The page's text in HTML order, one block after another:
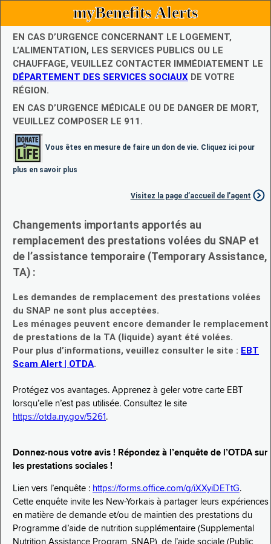
myBenefits Alerts
EN CAS D’URGENCE CONCERNANT LE LOGEMENT,
L’ALIMENTATION, LES SERVICES PUBLICS OU LE
CHAUFFAGE, VEUILLEZ CONTACTER IMMÉDIATEMENT LE
DÉPARTEMENT DES SERVICES SOCIAUX DE VOTRE
RÉGION.
EN CAS D’URGENCE MÉDICALE OU DE DANGER DE MORT,
VEUILLEZ COMPOSER LE 911.
Vous êtes en mesure de faire un don de vie. Cliquez ici pour
plus en savoir plus
Visitez la page d’accueil de l’agent
Changements importants apportés au
remplacement des prestations volées du SNAP et
de l’assistance temporaire (Temporary Assistance,
TA) :
Les demandes de remplacement des prestations volées
du SNAP ne sont plus acceptées.
Les ménages peuvent encore demander le remplacement
de prestations de la TA (liquide) ayant été volées.
Pour plus d’informations, veuillez consulter le site : EBT
Scam Alert | OTDA.
Protégez vos avantages. Apprenez à geler votre carte EBT
lorsqu’elle n’est pas utilisée. Consultez le site
https://otda.ny.gov/5261 .
Donnez-nous votre avis ! Répondez à l’enquête de l’OTDA sur
les prestations sociales !
Lien vers l’enquête : https://forms.office.com/g/iXXyiDETtG.
Cette enquête invite les New-Yorkais à partager leurs expériences
en matière de demande et/ou de maintien des prestations du
Programme d’aide de nutrition supplémentaire (Supplemental
Nutrition Assistance Program, SNAP), de l’aide sociale (Public